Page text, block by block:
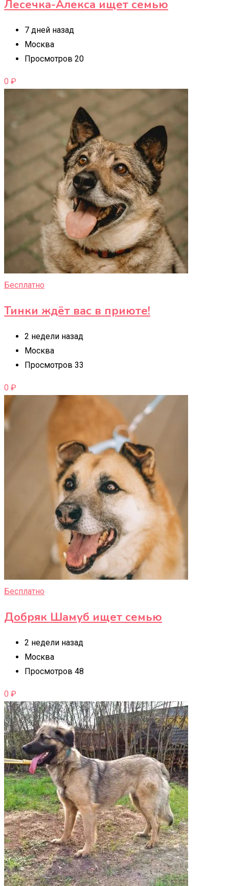
Лесечка-Алекса ищет семью
7 дней назад
Москва
Просмотров 20
0 ₽
Бесплатно
Тинки ждёт вас в приюте!
2 недели назад
Москва
Просмотров 33
0 ₽
Бесплатно
Добряк Шамуб ищет семью
2 недели назад
Москва
Просмотров 48
0 ₽